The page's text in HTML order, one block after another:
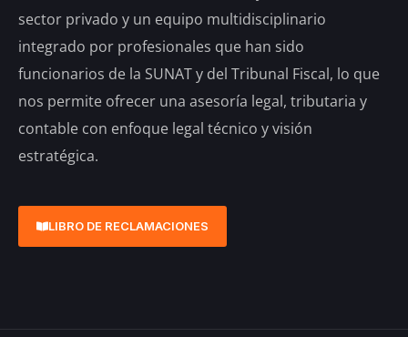
sector privado y un equipo multidisciplinario
integrado por profesionales que han sido
funcionarios de la SUNAT y del Tribunal Fiscal, lo que
nos permite ofrecer una asesoría legal, tributaria y
contable con enfoque legal técnico y visión
estratégica.
LIBRO DE RECLAMACIONES